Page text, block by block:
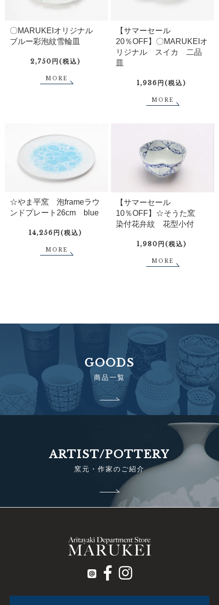
〇MARUKEIオリジナル
ブルー彩泡紋雪輪皿
2,750円(税込)
MORE
【サマーセール
20％OFF】〇MARUKEIオ
リジナル スイカ 二品
皿
1,936円(税込)
MORE
☆やま平窯 泡frameラウ
ンドプレート26cm blue
14,256円(税込)
MORE
【サマーセール
10％OFF】☆そうた窯
染付花弁紋 花型小付
1,980円(税込)
MORE
GOODS
商品一覧
ARTIST/POTTERY
窯元・作家のご紹介